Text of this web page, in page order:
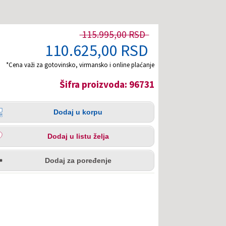
115.995,00 RSD
110.625,00 RSD
*Cena važi za gotovinsko, virmansko i online plaćanje
Šifra proizvoda: 96731
Dodaj u korpu
Dodaj u listu želja
Dodaj za poređenje